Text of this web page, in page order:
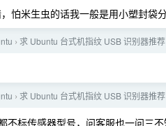
怕米生虫的话我一般是用小塑封袋
› 求 Ubuntu 台式机指纹 USB 识别器推荐
› 求 Ubuntu 台式机指纹 USB 识别器推荐
不标传感器型号，问客服也一问三